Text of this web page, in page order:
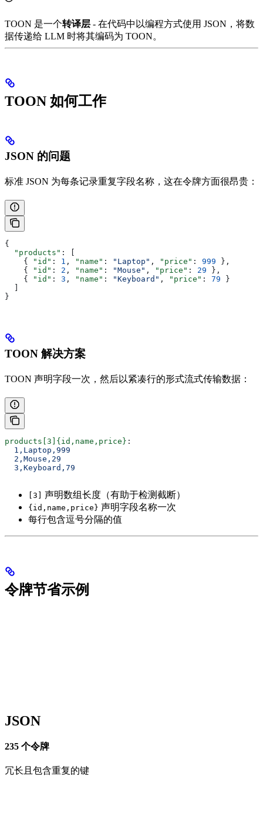
TOON 是一个转译层 - 在代码中以编程方式使用 JSON，将数
据传递给 LLM 时将其编码为 TOON。
TOON 如何工作
JSON 的问题
标准 JSON 为每条记录重复字段名称，这在令牌方面很昂贵：
{
  "products"
: [
    {
"id" : 1 , "name" : "Laptop" , "price" : 999 },
    {
"id" : 2 , "name" : "Mouse" , "price" : 29 },
    {
"id" : 3 , "name" : "Keyboard" , "price" : 79 }
}
TOON 解决方案
TOON 声明字段一次，然后以紧凑行的形式流式传输数据：
products[3]{id,name,price} :
  1,Laptop,999
  2,Mouse,29
  3,Keyboard,79
[3] 声明数组长度（有助于检测截断）
{id,name,price} 声明字段名称一次
每行包含逗号分隔的值
令牌节省示例
JSON
235 个令牌
冗长且包含重复的键